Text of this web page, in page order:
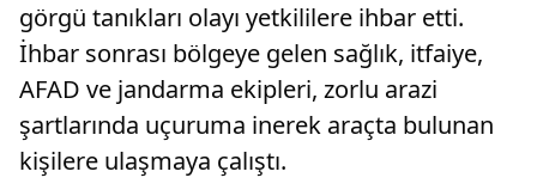
görgü tanıkları olayı yetkililere ihbar etti.
İhbar sonrası bölgeye gelen sağlık, itfaiye,
AFAD ve jandarma ekipleri, zorlu arazi
şartlarında uçuruma inerek araçta bulunan
kişilere ulaşmaya çalıştı.